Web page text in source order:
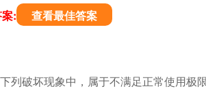
: 查看最佳答案
列破坏现象中，属于不满足正常使用极限